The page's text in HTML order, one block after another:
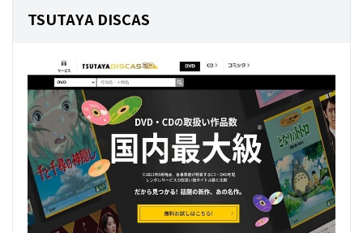
TSUTAYA DISCAS